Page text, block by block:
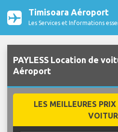
Timisoara Aéroport
Les Services et Informations
PAYLESS Location de
Aéroport
LES MEILLEURES